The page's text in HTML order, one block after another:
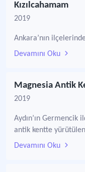
Kızılcahamam
2019
Ankara’nın
Devamını Oku
Magnesia Antik
2019
Aydın’ın Germencik
antik kentte yürütülen
Devamını Oku